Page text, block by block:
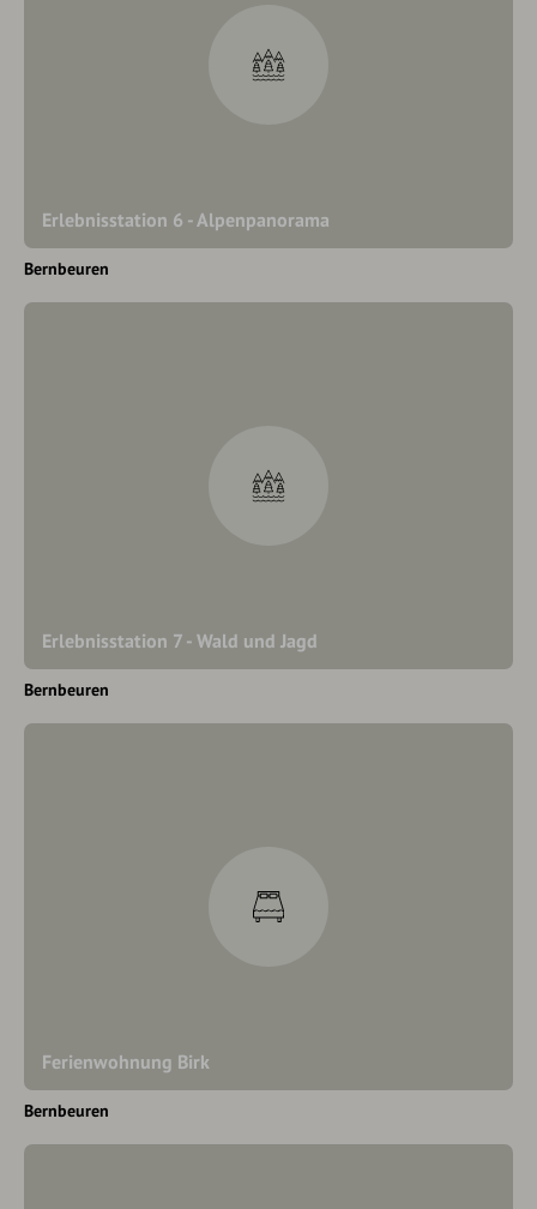
Erlebnisstation 6 - Alpenpanorama
Bernbeuren
Erlebnisstation 7 - Wald und Jagd
Bernbeuren
Ferienwohnung Birk
Bernbeuren